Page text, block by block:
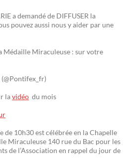
a demandé de DIFFUSER la
pouvez aussi nous y aider par une
Médaille Miraculeuse : sur votre
(@Pontifex_fr)
lavidéo du mois
de 10h30 est célébrée en la Chapelle
Miraculeuse 140 rue du Bac pour les
de l’Association en rappel du jour de